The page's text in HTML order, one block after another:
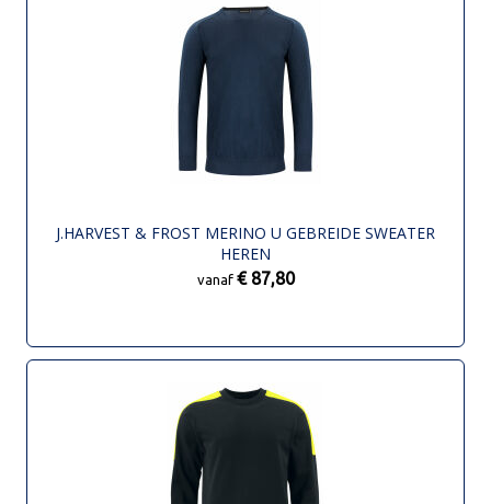
J.HARVEST & FROST MERINO U GEBREIDE SWEATER
HEREN
vanaf € 87,80